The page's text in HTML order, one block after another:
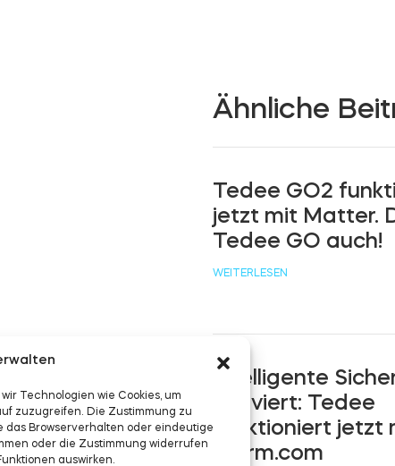
Technologien wie Cookies, um
zuzugreifen. Die Zustimmung zu
das Browserverhalten oder eindeutige
oder die Zustimmung widerrufen
auswirken.
Ähnliche
Tedee GO2
jetzt mit Matter.
Tedee GO auch!
WEITERLESEN
Intelligente
aktiviert: Tedee
funktioniert jetzt
Alarm.com